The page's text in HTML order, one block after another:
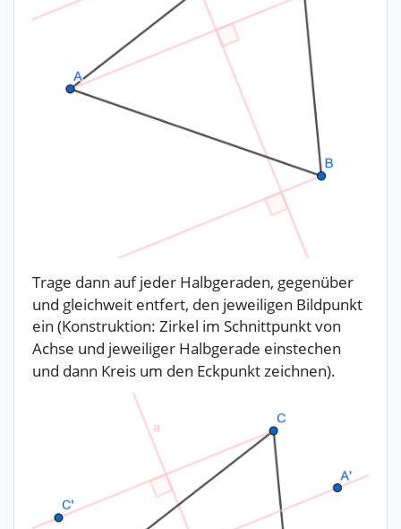
Trage dann auf jeder Halbgeraden, gegenüber
und gleichweit entfert, den jeweiligen Bildpunkt
ein (Konstruktion: Zirkel im Schnittpunkt von
Achse und jeweiliger Halbgerade einstechen
und dann Kreis um den Eckpunkt zeichnen).